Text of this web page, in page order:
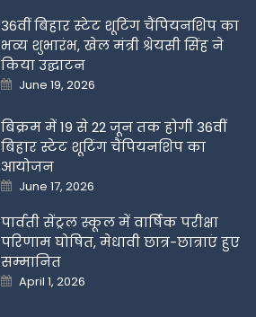
36वीं बिहार स्टेट शूटिंग चैंपियनशिप का
भव्य शुभारंभ, खेल मंत्री श्रेयसी सिंह ने
किया उद्घाटन
Posted
on
June 19, 2026
बिक्रम में 19 से 22 जून तक होगी 36वीं
बिहार स्टेट शूटिंग चैंपियनशिप का
आयोजन
Posted
on
June 17, 2026
पार्वती सेंट्रल स्कूल में वार्षिक परीक्षा
परिणाम घोषित, मेधावी छात्र-छात्राएं हुए
सम्मानित
Posted
on
April 1, 2026